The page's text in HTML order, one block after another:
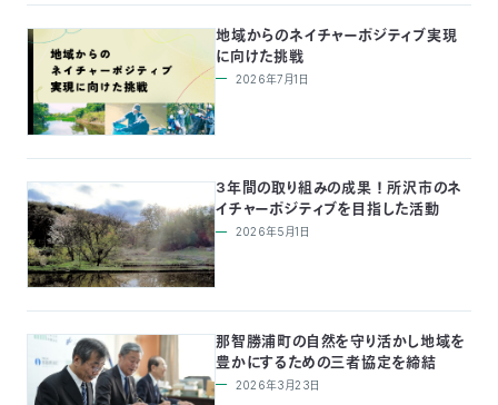
地域からのネイチャーポジティブ実現
に向けた挑戦
2026年7月1日
3年間の取り組みの成果 ！ 所沢市のネ
イチャーポジティブを目指した活動
2026年5月1日
那智勝浦町の自然を守り活かし地域を
豊かにするための三者協定を締結
2026年3月23日